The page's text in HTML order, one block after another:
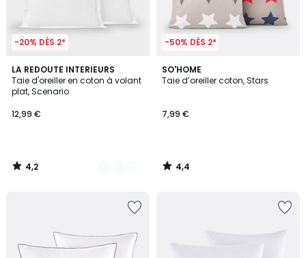
-20% DÈS 2*
LA REDOUTE INTERIEURS
Taie d'oreiller en coton à volant
plat, Scenario
12,99 €
4,2
/ 5
20
Couleurs
4,2
/
-50% DÈS 2*
SO'HOME
Taie d’oreiller coton, Stars
7,99 €
4,4
/ 5
4,4
/